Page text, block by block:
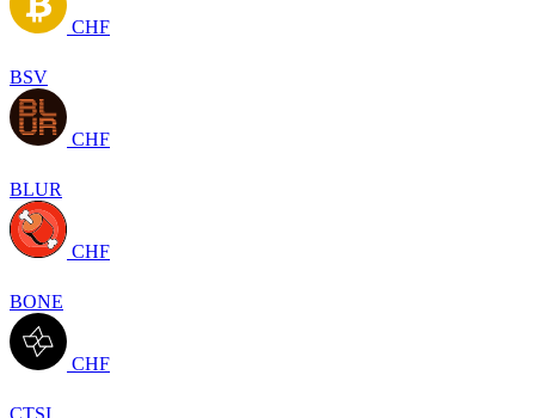
CHF
BSV
CHF
BLUR
CHF
BONE
CHF
CTSI